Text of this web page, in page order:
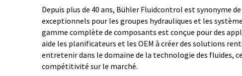
Depuis plus de 40 ans, Bühler Fluidcontrol est synonyme
exceptionnels pour les groupes hydrauliques et les
gamme complète de composants est conçue pour des
aide les planificateurs et les OEM à créer des solutions
entretenir dans le domaine de la technologie des fluides,
compétitivité sur le marché.